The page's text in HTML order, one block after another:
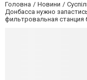
Головна Новини
Донбасса нужно
фильтровальная станция